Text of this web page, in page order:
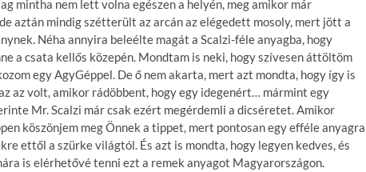
mintha nem lett volna egészen a helyén, meg amikor már
aztán mindig szétterült az arcán az elégedett mosoly, mert jött a
Néha annyira beleélte magát a Scalzi-féle anyagba, hogy
a csata kellős közepén. Mondtam is neki, hogy szívesen áttöltöm
egy AgyGéppel. De ő nem akarta, mert azt mondta, hogy így is
az volt, amikor rádöbbent, hogy egy idegenért… mármint egy
Mr. Scalzi már csak ezért megérdemli a dicséretet. Amikor
köszönjem meg Önnek a tippet, mert pontosan egy efféle anyagra
ettől a szürke világtól. És azt is mondta, hogy legyen kedves, és
is elérhetővé tenni ezt a remek anyagot Magyarországon.